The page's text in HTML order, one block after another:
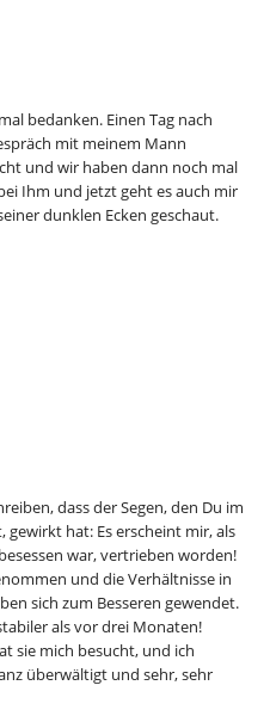
bedanken. Einen Tag nach
mit meinem Mann
und wir haben dann noch mal
Ihm und jetzt geht es auch mir
dunklen Ecken geschaut.
dass der Segen, den Du im
gewirkt hat: Es erscheint mir, als
war, vertrieben worden!
und die Verhältnisse in
sich zum Besseren gewendet.
als vor drei Monaten!
sie mich besucht, und ich
überwältigt und sehr, sehr